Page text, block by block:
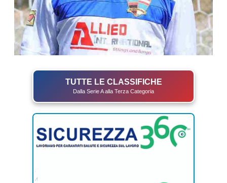
TUTTE LE CLASSIFICHE
Dalla Serie A alla Terza Categoria